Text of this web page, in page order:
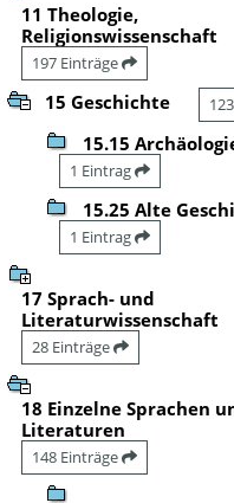
11 Theologie,
Religionswissenschaft
197 Einträge
15 Geschichte
15.15
1 Eintrag
15.25 Alte
1 Eintrag
17 Sprach- und
Literaturwissenschaft
28 Einträge
18 Einzelne Sprachen
Literaturen
148 Einträge